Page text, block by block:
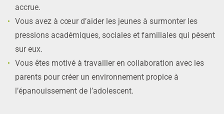
accrue.
Vous avez à cœur d’aider les jeunes à surmonter les
pressions académiques, sociales et familiales qui pèsent
sur eux.
Vous êtes motivé à travailler en collaboration avec les
parents pour créer un environnement propice à
l’épanouissement de l’adolescent.